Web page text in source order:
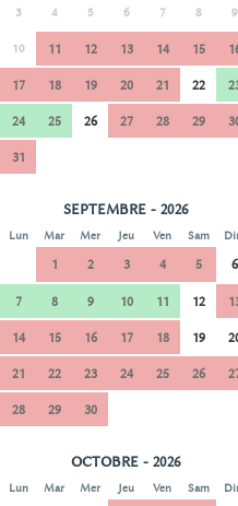
3 4 5 6 7 8 9
10 11 12 13 14 15
17 18 19 20 21 22
24 25 26 27 28 29
31
SEPTEMBRE - 2026
Lun Mar Mer Jeu Ven Sam
1 2 3 4 5 6
7 8 9 10 11 12
14 15 16 17 18 19
21 22 23 24 25 26
28 29 30
OCTOBRE - 2026
Lun Mar Mer Jeu Ven Sam